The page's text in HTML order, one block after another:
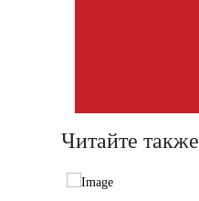
Читайте также